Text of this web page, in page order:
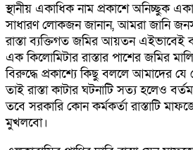
স্থানীয় একাধিক নাম প্রকাশে অনিচ্ছুক
সাধারণ লোকজন জানান, আমরা জানি
রাস্তা ব্যক্তিগত জমির আয়তন এইভাবেই
এক কিলোমিটার রাস্তার পাশের জমির
বিরুদ্ধে প্রকাশ্যে কিছু বললে আমাদের
তাই রাস্তা কাটার ঘটনাটি সত্য হলেও
তবে সরকারি কোন কর্মকর্তা রাস্তাটি
মুখলবো।